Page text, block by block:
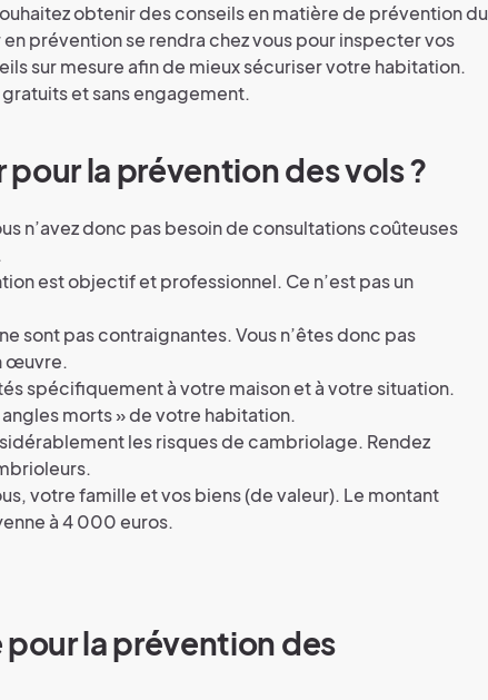
obtenir des conseils en matière de prévention du
en prévention se rendra chez vous pour inspecter vos
sur mesure afin de mieux sécuriser votre habitation.
et sans engagement.
la prévention des vols ?
n’avez donc pas besoin de consultations coûteuses
est objectif et professionnel. Ce n’est pas un
sont pas contraignantes. Vous n’êtes donc pas
œuvre.
spécifiquement à votre maison et à votre situation.
angles morts » de votre habitation.
les risques de cambriolage. Rendez
votre famille et vos biens (de valeur). Le montant
à 4 000 euros.
la prévention des